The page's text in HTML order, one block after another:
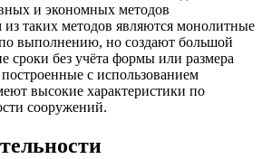
и экономных методов
из таких методов являются монолитные
выполнению, но создают большой
сроки без учёта формы или размера
с использованием
высокие характеристики по
сооружений.